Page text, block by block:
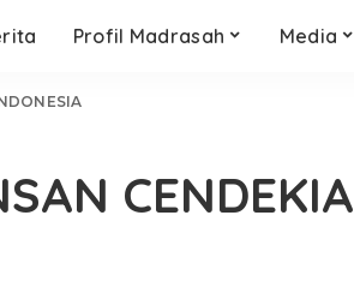
Profil Madrasah Media
CENDEKIA